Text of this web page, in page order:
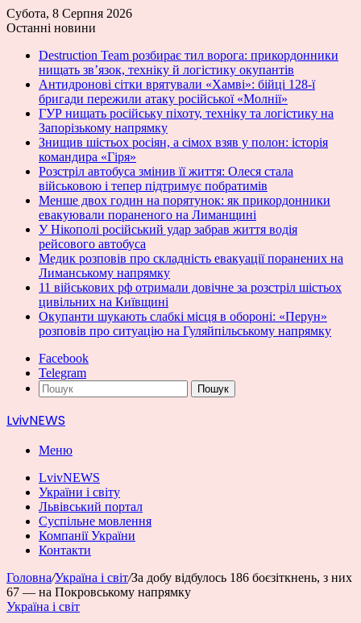
Субота, 8 Серпня 2026
Останні новини
Destruction Team розбирає тил ворога: прикордонники
нищать зв’язок, техніку й логістику окупантів
Антидронові сітки врятували «Хамві»: бійці 128-ї
бригади пережили атаку російської «Молнії»
ГУР нищать російську піхоту, техніку та логістику на
Запорізькому напрямку
Знищив шістьох росіян, а сімох взяв у полон: історія
командира «Гіря»
Розстріл автобуса змінив її життя: Олеся стала
військовою і тепер підтримує побратимів
Менше двох годин на порятунок: як прикордонники
евакуювали пораненого на Лиманщині
У Нікополі російський удар забрав життя водія
рейсового автобуса
Медик розповів про складність евакуації поранених на
Лиманському напрямку
11 військових рф отримали довічне за розстріл шістьох
цивільних на Київщині
Окупанти шукають слабкі місця в обороні: «Перун»
розповів про ситуацію на Гуляйпільському напрямку
Facebook
Telegram
Пошук
LvivNEWS
Меню
LvivNEWS
України і світу
Львівський портал
Суспільне мовлення
Компанії України
Контакти
Головна/Україна і світ/За добу відбулось 186 боєзіткнень, з них
67 — на Покровському напрямку
Україна і світ